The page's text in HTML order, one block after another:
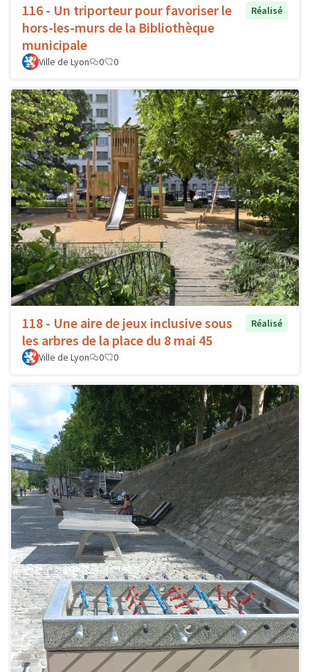
116 - Un triporteur pour favoriser le
hors-les-murs de la Bibliothèque
municipale
Réalisé
Ville de Lyon 0 0
118 - Une aire de jeux inclusive sous
les arbres de la place du 8 mai 45
Réalisé
Ville de Lyon 0 0